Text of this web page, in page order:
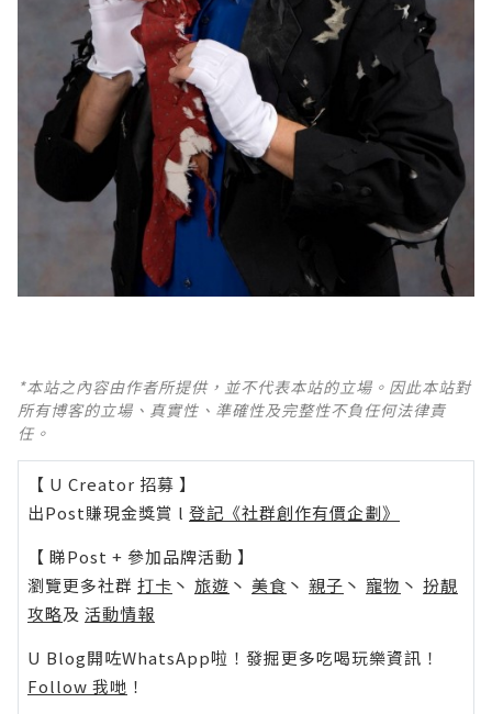
*本站之內容由作者所提供，並不代表本站的立場。因此本站對
所有博客的立場、真實性、準確性及完整性不負任何法律責
任。
【 U Creator 招募 】
出Post賺現金獎賞 l 登記《社群創作有價企劃》
【 睇Post + 參加品牌活動 】
瀏覽更多社群 打卡 丶 旅遊 丶 美食 丶 親子 丶 寵物 丶 扮靚
攻略及 活動情報
U Blog開咗WhatsApp啦！發掘更多吃喝玩樂資訊！
Follow 我哋 ！